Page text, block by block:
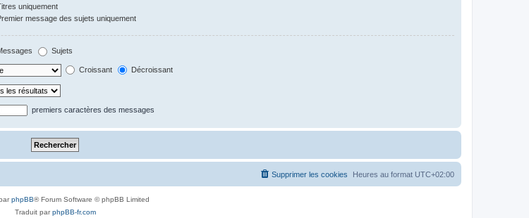
uniquement
message des sujets uniquement
Sujets
Croissant Décroissant
premiers caractères des messages
Heures au format UTC+02:00
Supprimer les cookies
phpBB® Forum Software © phpBB Limited
Traduit parphpBB-fr.com